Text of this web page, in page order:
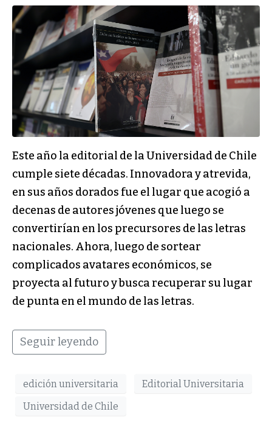
Este año la editorial de la Universidad de Chile
cumple siete décadas. Innovadora y atrevida,
en sus años dorados fue el lugar que acogió a
decenas de autores jóvenes que luego se
convertirían en los precursores de las letras
nacionales. Ahora, luego de sortear
complicados avatares económicos, se
proyecta al futuro y busca recuperar su lugar
de punta en el mundo de las letras.
Seguir leyendo
edición universitaria
Editorial Universitaria
Universidad de Chile